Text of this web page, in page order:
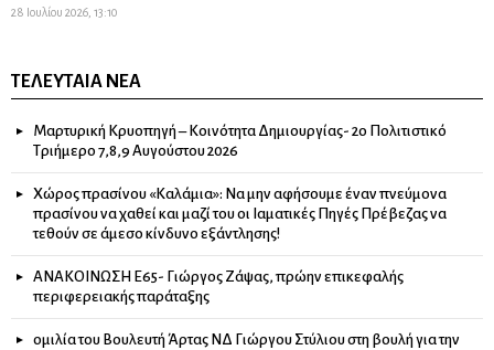
28 Ιουλίου 2026, 13:10
ΤΕΛΕΥΤΑΊΑ ΝΈΑ
Μαρτυρική Κρυοπηγή – Κοινότητα Δημιουργίας- 2ο Πολιτιστικό
Τριήμερο 7,8,9 Αυγούστου 2026
Χώρος πρασίνου «Καλάμια»: Να μην αφήσουμε έναν πνεύμονα
πρασίνου να χαθεί και μαζί του οι Ιαματικές Πηγές Πρέβεζας να
τεθούν σε άμεσο κίνδυνο εξάντλησης!
ΑΝΑΚΟΙΝΩΣΗ Ε65- Γιώργος Ζάψας, πρώην επικεφαλής
περιφερειακής παράταξης
ομιλία του Βουλευτή Άρτας ΝΔ Γιώργου Στύλιου στη βουλή για την